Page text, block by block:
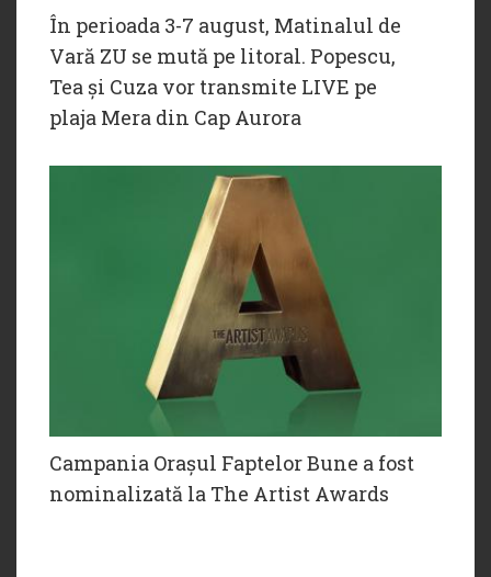
În perioada 3-7 august, Matinalul de
Vară ZU se mută pe litoral. Popescu,
Tea și Cuza vor transmite LIVE pe
plaja Mera din Cap Aurora
Campania Orașul Faptelor Bune a fost
nominalizată la The Artist Awards